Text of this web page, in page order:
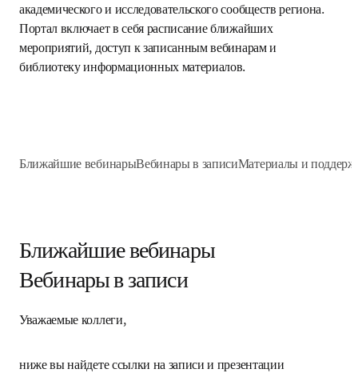
академического и исследовательского сообществ региона.
Портал включает в себя расписание ближайших
мероприятий, доступ к записанным вебинарам и
библиотеку информационных материалов.
Ближайшие вебинарыВебинары в записиМатериалы и
Ближайшие вебинары
Вебинары в записи
Уважаемые коллеги,
ниже вы найдете ссылки на записи и презентации